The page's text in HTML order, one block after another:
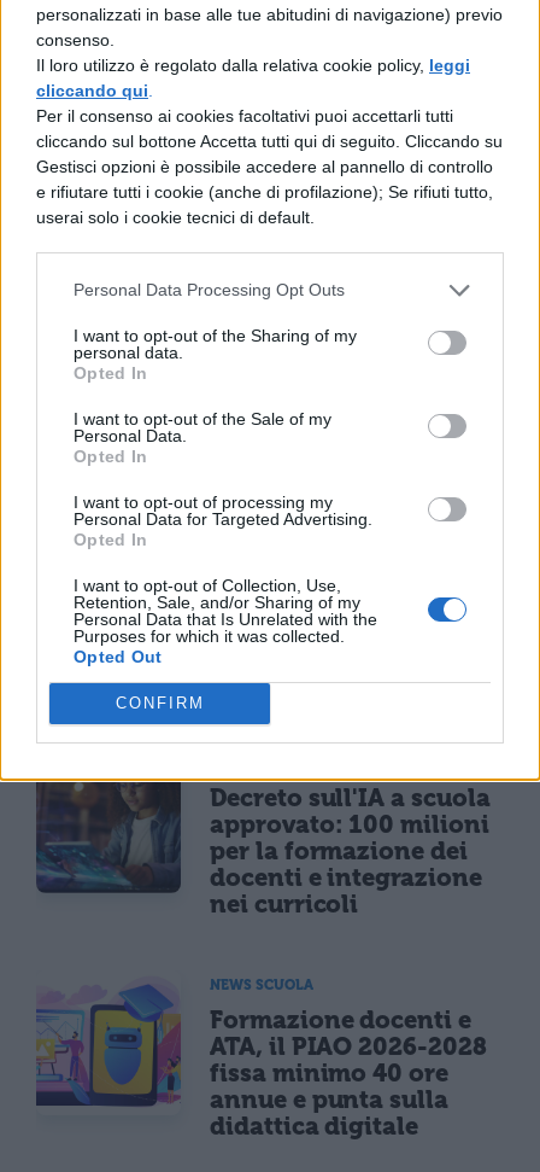
personalizzati in base alle tue abitudini di navigazione) previo
consenso.
Il loro utilizzo è regolato dalla relativa cookie policy, leggi
cliccando qui
Per il consenso ai cookies facoltativi puoi accettarli tutti
cliccando sul bottone Accetta tutti qui di seguito. Cliccando su
Gestisci opzioni è possibile accedere al pannello di controllo
e rifiutare tutti i cookie (anche di profilazione); Se rifiuti tutto,
userai solo i cookie tecnici di default.
Personal Data Processing Opt Outs
I want to opt-out of the Sharing of my
personal data.
Opted In
I want to opt-out of the Sale of my
Personal Data.
Opted In
I want to opt-out of processing my
Personal Data for Targeted Advertising.
Opted In
I want to opt-out of Collection, Use,
Retention, Sale, and/or Sharing of my
Personal Data that Is Unrelated with the
Purposes for which it was collected.
Opted Out
CONFIRM
Carta docente 2026,
come spendere il
residuo prima della
Personale ATA, sblocco
delle posizioni
economiche e arretrati:
6 agosto
Decreto sull'IA a scuola
approvato: 100 milioni
per la formazione dei
docenti e integrazione
nei curricoli
NEWS SCUOLA
Formazione docenti e
ATA, il PIAO 2026-2028
fissa minimo 40 ore
annue e punta sulla
didattica digitale